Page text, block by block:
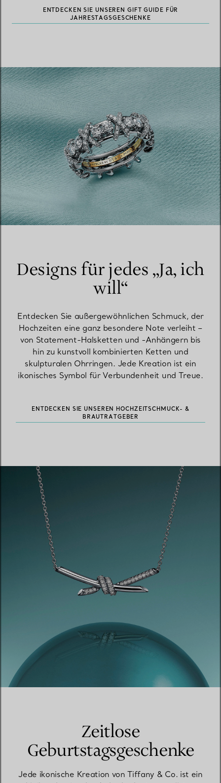
ENTDECKEN SIE UNSEREN GIFT GUIDE FÜR
JAHRESTAGSGESCHENKE
Designs für jedes „Ja, ich
will“
Entdecken Sie außergewöhnlichen Schmuck, der
Hochzeiten eine ganz besondere Note verleiht –
von Statement-Halsketten und -Anhängern bis
hin zu kunstvoll kombinierten Ketten und
skulpturalen Ohrringen. Jede Kreation ist ein
ikonisches Symbol für Verbundenheit und Treue.
ENTDECKEN SIE UNSEREN HOCHZEITSCHMUCK- &
BRAUTRATGEBER
Zeitlose
Geburtstagsgeschenke
Jede ikonische Kreation von Tiffany & Co. ist ein